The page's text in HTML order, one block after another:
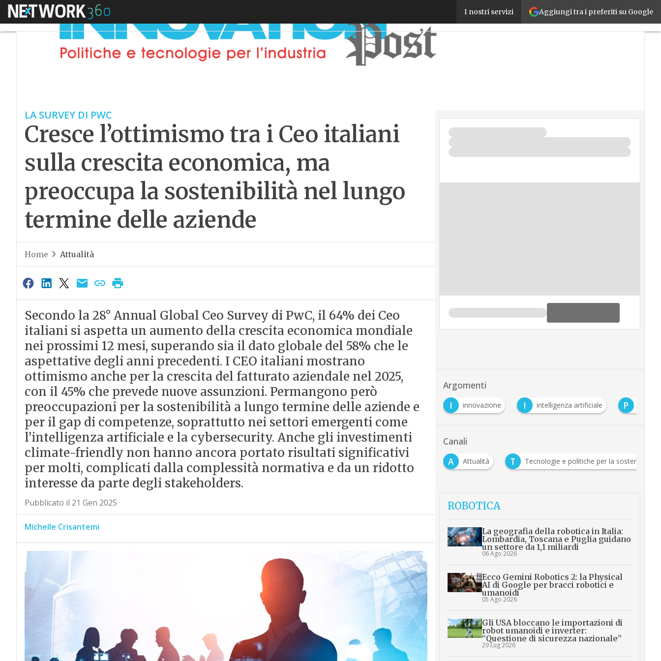
Aggiungi tra i preferiti su Google
I nostri servizi
Menu Cresce l’ottimismo tra i Ceo italiani sulla
LA SURVEY DI PWC
Cresce l’ottimismo tra i Ceo italiani
sulla crescita economica, ma
preoccupa la sostenibilità nel lungo
termine delle aziende
Home Attualità
Secondo la 28° Annual Global Ceo Survey di PwC, il 64% dei Ceo
italiani si aspetta un aumento della crescita economica mondiale
nei prossimi 12 mesi, superando sia il dato globale del 58% che le
aspettative degli anni precedenti. I CEO italiani mostrano
ottimismo anche per la crescita del fatturato aziendale nel 2025,
con il 45% che prevede nuove assunzioni. Permangono però
preoccupazioni per la sostenibilità a lungo termine delle aziende e
per il gap di competenze, soprattutto nei settori emergenti come
l’intelligenza artificiale e la cybersecurity. Anche gli investimenti
climate-friendly non hanno ancora portato risultati significativi
per molti, complicati dalla complessità normativa e da un ridotto
interesse da parte degli stakeholders.
Pubblicato il 21 Gen 2025
Michelle Crisantemi
Argomenti
A
I innovazione I intelligenza artificiale P
Canali
A
Attualità T Tecnologie e politiche per la sostenibilità
ROBOTICA
La geografia della robotica in Italia:
Lombardia, Toscana e Puglia guidano
un settore da 1,1 miliardi
06 Ago 2026
Ecco Gemini Robotics 2: la Physical
AI di Google per bracci robotici e
umanoidi
05 Ago 2026
Gli USA bloccano le importazioni di
robot umanoidi e inverter:
“Questione di sicurezza nazionale”
29 Lug 2026